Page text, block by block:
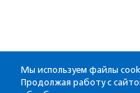
Мы используем файлы
Продолжая работу с